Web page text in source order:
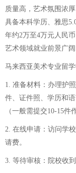
质量高，艺术氛围浓
具备本科学历、雅思
年约2万至4万元人民
艺术领域就业前景广
马来西亚美术专业留
1. 准备材料：办理护
件、证件照、学历和
（一般需提交10-15件
2. 在线申请：访问学
请费。
3. 等待审核：院校收